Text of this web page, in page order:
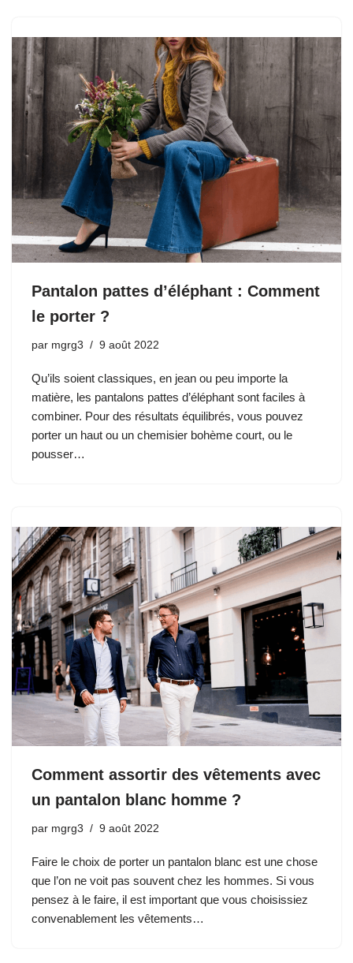
Pantalon pattes d’éléphant : Comment
le porter ?
par mgrg3 9 août 2022
Qu’ils soient classiques, en jean ou peu importe la
matière, les pantalons pattes d’éléphant sont faciles à
combiner. Pour des résultats équilibrés, vous pouvez
porter un haut ou un chemisier bohème court, ou le
pousser…
Comment assortir des vêtements avec
un pantalon blanc homme ?
par mgrg3 9 août 2022
Faire le choix de porter un pantalon blanc est une chose
que l’on ne voit pas souvent chez les hommes. Si vous
pensez à le faire, il est important que vous choisissiez
convenablement les vêtements…